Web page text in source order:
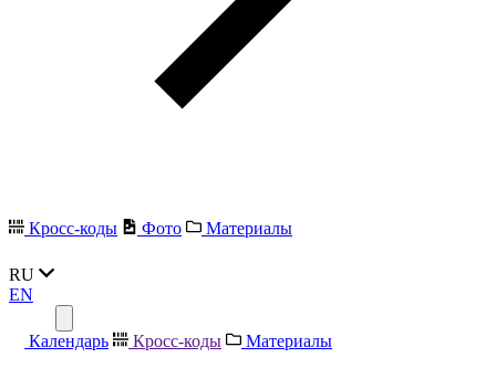
Кросс-коды Фото Материалы
RU
EN
Календарь Кросс-коды Материалы